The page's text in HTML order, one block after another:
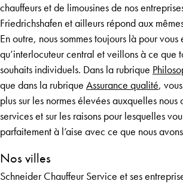
chauffeurs et de limousines de nos
Friedrichshafen et ailleurs répond aux
En outre, nous sommes toujours là pour vous
qu’interlocuteur central et veillons à ce que
souhaits individuels. Dans la rubrique
que dans la rubrique Assurance qualité,
plus sur les normes élevées auxquelles nous
services et sur les raisons pour lesquelles
parfaitement à l’aise avec ce que nous
Nos villes
Schneider Chauffeur Service et ses